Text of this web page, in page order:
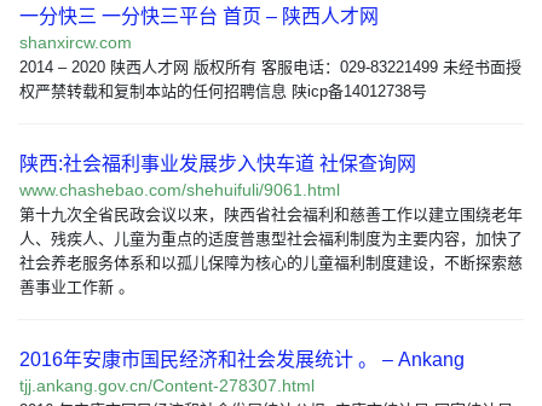
一分快三 一分快三平台 首页 – 陕西人才网
shanxircw.com
2014 – 2020 陕西人才网 版权所有 客服电话：029-83221499 未经书面授
权严禁转载和复制本站的任何招聘信息 陕icp备14012738号
陕西:社会福利事业发展步入快车道 社保查询网
www.chashebao.com/shehuifuli/9061.html
第十九次全省民政会议以来，陕西省社会福利和慈善工作以建立围绕老年
人、残疾人、儿童为重点的适度普惠型社会福利制度为主要内容，加快了
社会养老服务体系和以孤儿保障为核心的儿童福利制度建设，不断探索慈
善事业工作新 。
2016年安康市国民经济和社会发展统计 。 – Ankang
tjj.ankang.gov.cn/Content-278307.html